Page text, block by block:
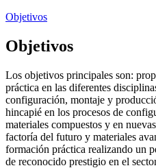
Objetivos
Objetivos
Los objetivos principales son:
práctica en las diferentes
configuración, montaje y
hincapié en los procesos de
materiales compuestos y en
factoría del futuro y materiales
formación práctica realizando un
de reconocido prestigio en el